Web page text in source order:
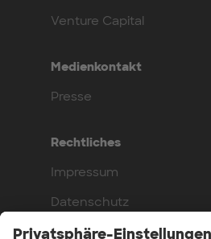
Venture Capital
Medienkontakt
Presse
Rechtliches
Impressum
Datenschutz
Compliance